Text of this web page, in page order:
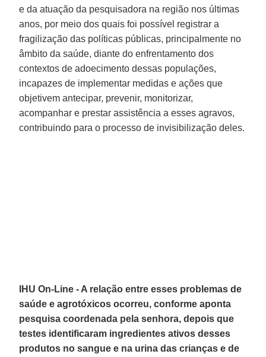
e da atuação da pesquisadora na região nos últimas
anos, por meio dos quais foi possível registrar a
fragilização das políticas públicas, principalmente no
âmbito da saúde, diante do enfrentamento dos
contextos de adoecimento dessas populações,
incapazes de implementar medidas e ações que
objetivem antecipar, prevenir, monitorizar,
acompanhar e prestar assistência a esses agravos,
contribuindo para o processo de invisibilização deles.
IHU On-Line - A relação entre esses problemas de
saúde e agrotóxicos ocorreu, conforme aponta
pesquisa coordenada pela senhora, depois que
testes identificaram ingredientes ativos desses
produtos no sangue e na urina das crianças e de